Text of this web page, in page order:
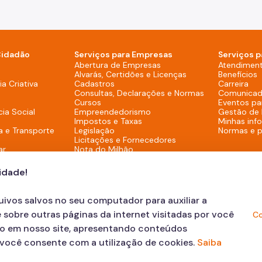
(Rodapé - Desktop)
Criativa
Social
e Transporte
Serviços para Empresas
Abertura de Empresas
Alvarás, Certidões e Licenças
Cadastros
Consultas, Declarações e Normas
Cursos
Empreendedorismo
Impostos e Taxas
Legislação
Licitações e Fornecedores
Nota do Milhão
Serviços
Benefícios
Carreira
Eventos
Gestão de
Minhas
Normas e
sua Solicitação
salvos no seu computador para auxiliar a
outras páginas da internet visitadas por você
em nosso site, apresentando conteúdos
consente com a utilização de cookies. Saiba